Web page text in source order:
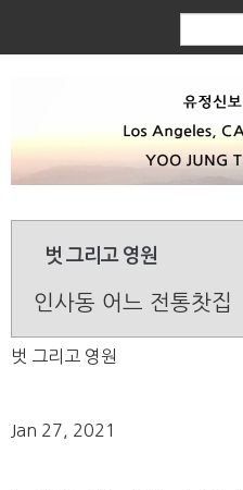
벗 그리고 영원
인사동 어느 전통찻집
벗 그리고 영원
Jan 27, 2021